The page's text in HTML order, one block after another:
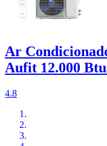
Ar
Aufit 12.000
4.8